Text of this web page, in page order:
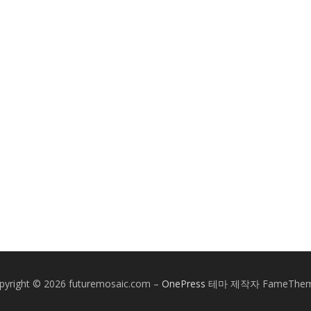
© 2026 futuremosaic.com – OnePress 테마 제작자